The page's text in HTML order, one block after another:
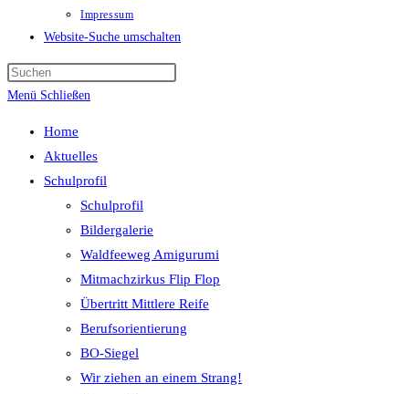
Impressum
Website-Suche umschalten
Menü Schließen
Home
Aktuelles
Schulprofil
Schulprofil
Bildergalerie
Waldfeeweg Amigurumi
Mitmachzirkus Flip Flop
Übertritt Mittlere Reife
Berufsorientierung
BO-Siegel
Wir ziehen an einem Strang!